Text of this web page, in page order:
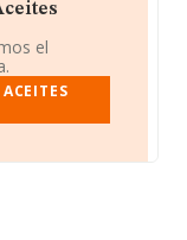
el